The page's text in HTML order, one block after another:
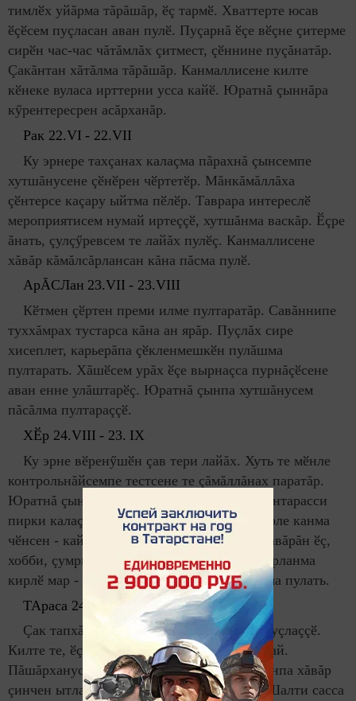
тимлӗх уйăрма тăрăшăр, ӗç тармӗ. Хваттерте юсав
ӗçӗсем пуçласан аван пулӗ. Пуçарнă ӗçе вӗçне çитерме
сирӗн час-час чăтăмлăх çитмест, çӗннине пуçăнатăр.
Çакăнтан хăтăлма тăрăшăр. Канмаллисене килте
кӗнеке вуласа ирттерни усса кайӗ. Юратнă çыннăра
кӳрентересрен асăрханăр.
Рак 22.VI - 22.VII
Ку эрнере тахçанах калаçма пăрахнă çынсемпе
хутшăнусене çӗнӗрен чӗртетӗр. Мăнкăмăллăха
çӗнтерсе каçару ыйтма пӗлӗр. Таврара интереслӗ
мероприятисем нумай иртеççӗ, хутшăнма васкăр. Ӗçре
ăнать, çулçӳревсем те лайăх пулӗç. Канмаллисене
хăвăр кăмăлсăрлансан кăна пăсма пулӗ.
АрĂСЛан 23.VII - 23.VIII
Кӗтмен çӗртен преми илме пултаратăр. Савăннипе
туххăмрах тустарса кăна ан ярăр. Пуçлăх сире
хисеплет, карьерăпа çӗкленмешкӗн пулăшма
пултарать. Хăшӗсем урăх ӗçе вырнаçса пурнăçӗсене
аван енне улăштарӗç. Юратнă çынпа хутшăнусем
пăсăлма пултараççӗ.
ХӖр 24.VIII - 23. IX
Ку эрне вӗренӳшӗн çав тери лайăх. Хуть те мӗнле
контрольнăйсемпе тестсене те çăмăллăнах паратăр.
Юратнă çынпа хутшăнусене малалла аталантарасси
пирки калаçма вăхăт çитнӗ. Юлташсем пӗрле канма
чӗнсен - кайăр. Эрне варринчен пуçласа хăвăрăн ӗç,
хобби, çумри çынсем çинчен шутлатăр. Хурланма
кирлӗ мар - мӗнле проблемăна та татса пама пулать.
ТАраса 24.
Çак тапхăрта иккӗленӳсем тарăхтарма пуçлаççӗ.
Килте те, ӗçре те татса памалли ӗçсем нумай.
Пăшăрханусем хыçран çӳреççӗ тейӗн, çавăнпа хăвăр
çинчен ытлашши нумай каласа ан парăр. Шалти сасса